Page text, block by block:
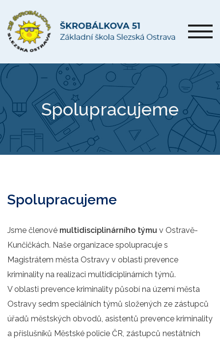
Spolupracujeme
Spolupracujeme
Jsme členové multidisciplinárního týmu v Ostravě-
Kunčičkách. Naše organizace spolupracuje s
Magistrátem města Ostravy v oblasti prevence
kriminality na realizaci multidiciplinárních týmů.
V oblasti prevence kriminality působí na území města
Ostravy sedm speciálních týmů složených ze zástupců
úřadů městských obvodů, asistentů prevence kriminality
a příslušníků Městské policie ČR, zástupců nestátních